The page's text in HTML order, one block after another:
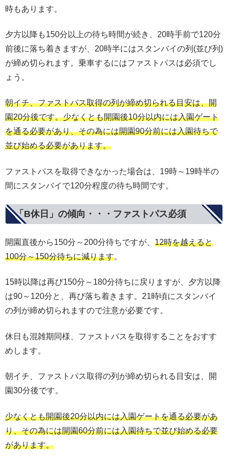
時もあります。
夕方以降も150分以上の待ち時間が続き、20時手前で120分
前後に落ち着きますが、20時半にはスタンバイの列(並び列)
が締め切られます。乗車するにはファストパスは必須でし
ょう。
朝イチ、ファストパス取得の列が締め切られる目安は、開
園20分後です。少なくとも開園後10分以内には入園ゲート
を通る必要があり、その為には開園90分前には入園待ちで
並び始める必要があります。
ファストパスを取得できなかった場合は、19時～19時半の
間にスタンバイで120分程度の待ち時間です。
「B休日」の傾向・・・ファストパス必須
開園直後から150分～200分待ちですが、 12時を越えると
100分～150分待ちに減ります。
15時以降は再び150分～180分待ちに戻りますが、夕方以降
は90～120分と、再び落ち着きます。21時頃にスタンバイ
の列が締め切られますので注意が必要です。
休日も混雑期同様、ファストパスを取得することをおすす
めします。
朝イチ、ファストパス取得の列が締め切られる目安は、開
園30分後です。
少なくとも開園後20分以内には入園ゲートを通る必要があ
り、その為には開園60分前には入園待ちで並び始める必要
があります。